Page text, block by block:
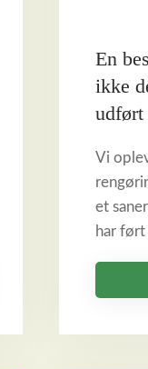
En
ikke
udført
Vi
et
har